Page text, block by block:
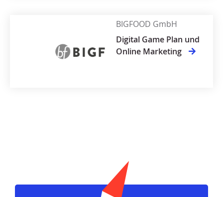
BIGFOOD GmbH
Digital Game Plan und
Online Marketing